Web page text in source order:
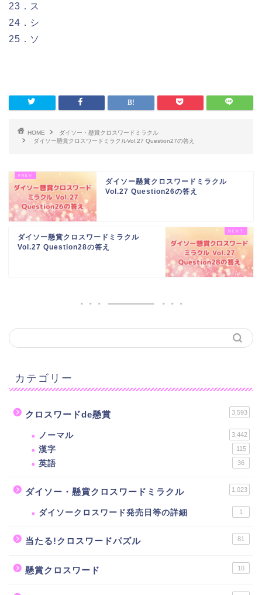
23．ス
24．シ
25．ソ
HOME
ダイソー・懸賞クロスワードミラクル
ダイソー懸賞クロスワードミラクルVol.27 Question27の答え
ダイソー懸賞クロスワードミラクル
Vol.27 Question26の答え
ダイソー懸賞クロスワードミラクル
Vol.27 Question28の答え
カテゴリー
クロスワードde懸賞 3,593
ノーマル 3,442
漢字 115
英語 36
ダイソー・懸賞クロスワードミラクル 1,023
ダイソークロスワード発売日等の詳細 1
当たる!クロスワードパズル 81
懸賞クロスワード 10